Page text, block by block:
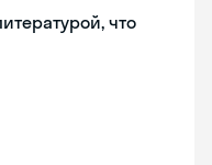
что